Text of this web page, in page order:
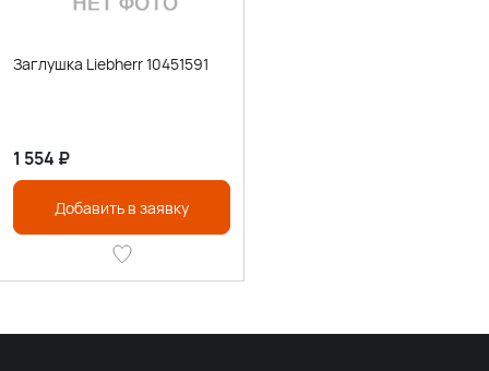
Заглушка Liebherr 10451591
1 554 ₽
Добавить в заявку